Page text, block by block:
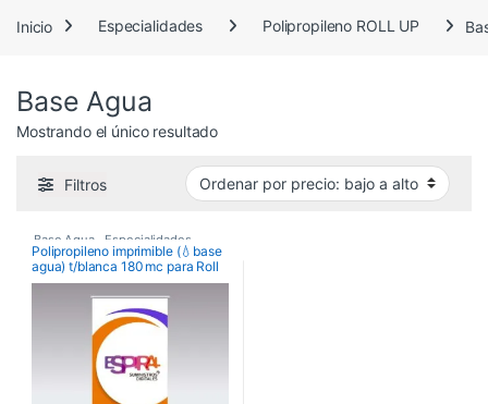
Inicio Especialidades Polipropileno ROLL UP
Base Agua
Mostrando el único resultado
Filtros
Base Agua Especialidades
Polipropileno ROLL UP
Polipropileno imprimible (💧base
agua) t/blanca 180 mc para Roll
up